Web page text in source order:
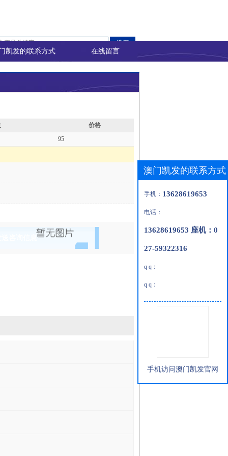
凯发的联系方式 在线留言
价格
95
澳门凯发的联系方式
手机： 13628619653
电话：
13628619653 座机：0
27-59322316
q q：
q q：
手机访问澳门凯发官网